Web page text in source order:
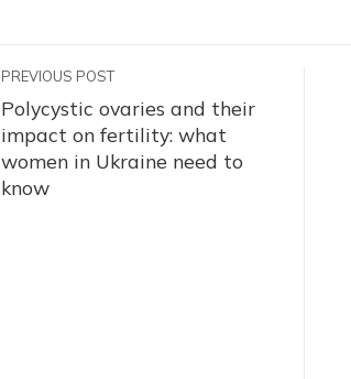
PREVIOUS POST
Polycystic ovaries and their
impact on fertility: what
women in Ukraine need to
know